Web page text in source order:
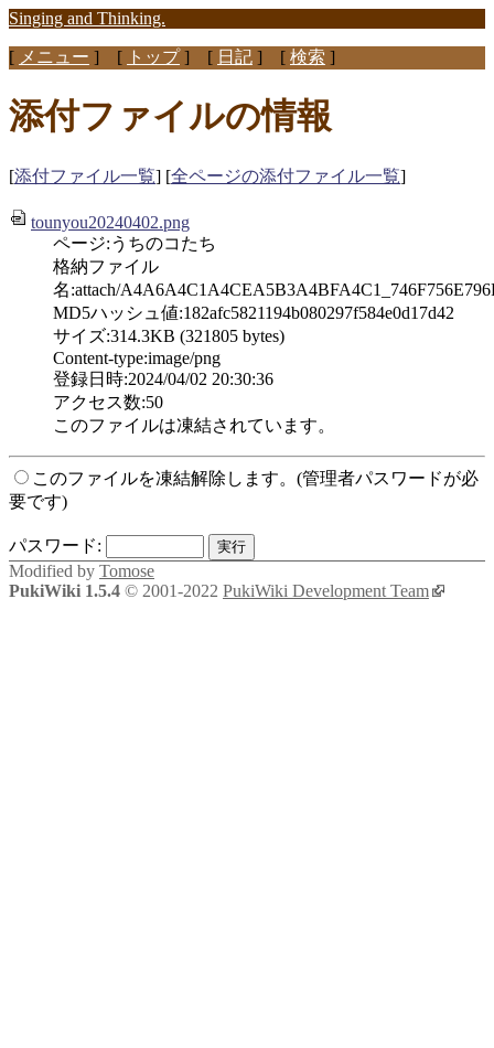
Singing and Thinking.
[ メニュー ] [ トップ] [ 日記 ] [ 検索 ]
添付ファイルの情報
[添付ファイル一覧] [全ページの添付ファイル一覧]
tounyou20240402.png
ページ:うちのコたち
格納ファイル
名:attach/
MD5ハッシュ値:182afc5821194b080297f584e0d17d42
サイズ:314.3KB (321805 bytes)
Content-type:image/png
登録日時:2024/04/02 20:30:36
アクセス数:50
このファイルは凍結されています。
このファイルを凍結解除します。(管理者パスワードが必
要です)
パスワード:
Modified by Tomose
PukiWiki 1.5.4 © 2001-2022 PukiWiki Development Team